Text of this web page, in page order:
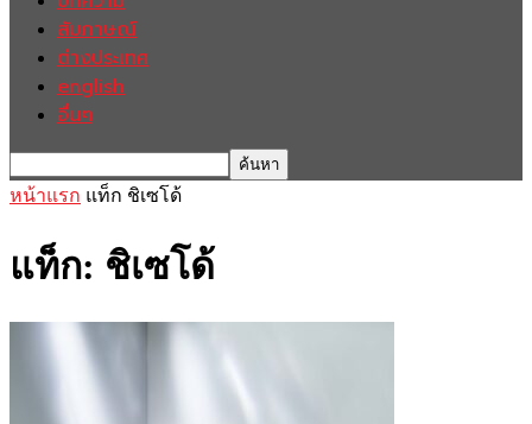
สัมภาษณ์
ต่างประเทศ
english
อื่นๆ
หน้าแรก แท็ก ชิเซโด้
แท็ก: ชิเซโด้